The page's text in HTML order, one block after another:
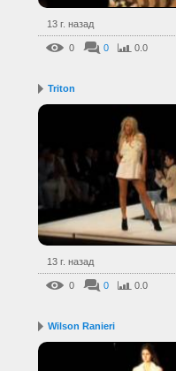
13 г. назад
0 0 0.0
Triton
13 г. назад
0 0 0.0
Wilson Ranieri